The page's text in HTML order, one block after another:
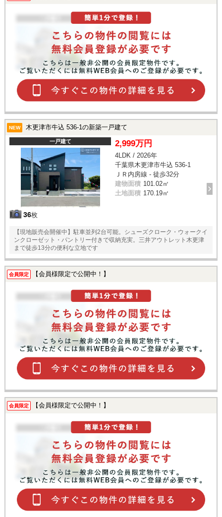
NEW 木更津市牛込 536-1の新築一戸建て
一戸建て
36枚
2,999万円
4LDK / 2026年
千葉県木更津市牛込 536-1
ＪＲ内房線 - 徒歩32分
建物面積 101.02㎡
土地面積 170.19㎡
【現地販売会開催中】駐車並列2台可能。シューズクローク・ウォークイ
ンクローゼット・パントリー付きで収納充実。三井アウトレット木更津
まで徒歩13分の便利な立地です
会員限定 【会員様限定で公開中！】
会員限定 【会員様限定で公開中！】